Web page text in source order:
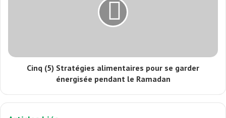
Cinq (5) Stratégies alimentaires pour se garder
énergisée pendant le Ramadan